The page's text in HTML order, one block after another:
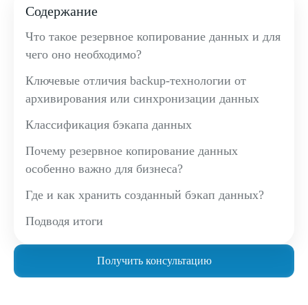
Содержание
Что такое резервное копирование данных и для
чего оно необходимо?
Ключевые отличия backup-технологии от
архивирования или синхронизации данных
Классификация бэкапа данных
Почему резервное копирование данных
особенно важно для бизнеса?
Где и как хранить созданный бэкап данных?
Подводя итоги
Получить консультацию